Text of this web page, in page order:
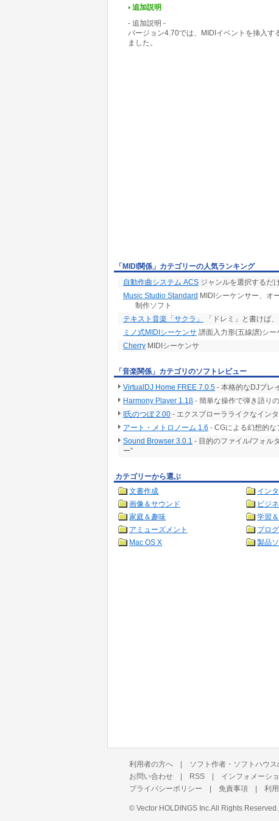
追加説明
- 追加説明 -
バージョン4.70では、MIDIイベントを挿入
ました。
「MIDI関係」カテゴリーの人気ランキング
自動作曲システム ACS ジャンルを選択するだ
Music Studio Standard MIDIシーケンサー、オ
制作ソフト
テキスト音楽「サクラ」
「ドレミ」と書けば
ミノ式MIDIシーケンサ 譜面入力形(五線譜)シ
Cherry MIDIシーケンサ
「音楽関係」カテゴリのソフトレビュー
VirtualDJ Home FREE 7.0.5 - 本格的なDJプレ
Harmony Player 1.1β - 簡単な操作で弾き語り
I氏のつぼ 2.00 - エクスプローラライクなイン
アート・メトロノーム 1.6 - CGによる幻想的
Sound Browser 3.0.1 - 目的のファイル/フォル
ー”
カテゴリーから選ぶ
文書作成
イン
画像＆サウンド
ビジ
家庭＆趣味
学習
アミューズメント
プロ
Mac OS X
製品
利用者の方へ | ソフト作者・ソフトハウス
お問い合わせ | RSS | インフォメーシ
プライバシーポリシー | 免責事項 | 利
© Vector HOLDINGS Inc. All Rights Reserved.